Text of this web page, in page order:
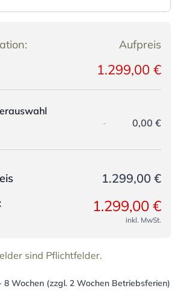
Aufpreis
1.299,00 €
- 0,00 €
1.299,00 €
1.299,00 €
inkl. MwSt.
sind Pflichtfelder.
8 Wochen (zzgl. 2 Wochen Betriebsferien)